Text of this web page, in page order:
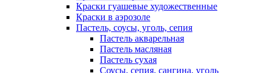
Краски гуашевые художественные
Краски в аэрозоле
Пастель, соусы, уголь, сепия
Пастель акварельная
Пастель масляная
Пастель сухая
Соусы, сепия, сангина, уголь